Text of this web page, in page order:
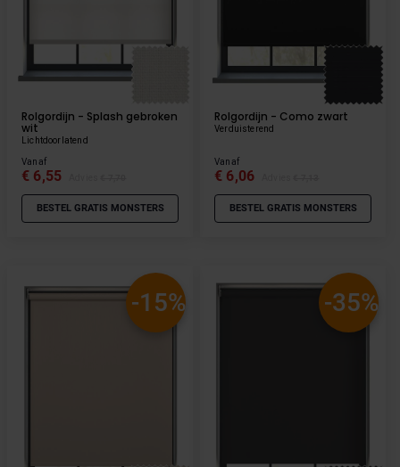
Rolgordijn - Splash gebroken
wit
Lichtdoorlatend
Vanaf
€ 6,55
BESTEL GRATIS MONSTERS
Rolgordijn - Como zwart
Verduisterend
Vanaf
€ 6,06
BESTEL GRATIS MONSTERS
-15% -35%